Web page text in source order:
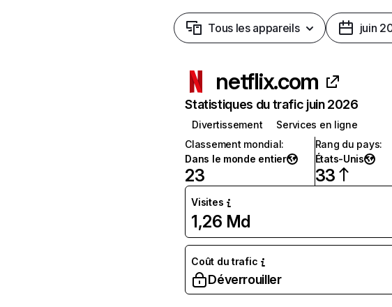
Tous les appareils juin
netflix.com
Statistiques du trafic juin 2026
Divertissement
Services en ligne
Classement mondial:
Dans le monde entier
23
Rang du pays:
États-Unis
33
Visites
1,26 Md
Coût du trafic
Déverrouiller